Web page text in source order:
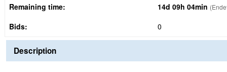
Remaining time: 14d 09h 04min
Bids: 0
Description